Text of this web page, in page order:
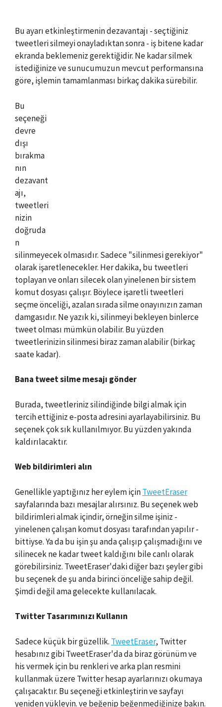
Bu ayarı etkinleştirmenin dezavantajı - seçtiğiniz
tweetleri silmeyi onayladıktan sonra - iş bitene kadar
ekranda beklemeniz gerektiğidir. Ne kadar silmek
istediğinize ve sunucumuzun mevcut performansına
göre, işlemin tamamlanması birkaç dakika sürebilir.
Bu
seçeneği
devre
dışı
bırakma
nın
dezavant
ajı,
tweetleri
nizin
doğruda
n
silinmeyecek olmasıdır. Sadece "silinmesi gerekiyor"
olarak işaretlenecekler. Her dakika, bu tweetleri
toplayan ve onları silecek olan yinelenen bir sistem
komut dosyası çalışır. Böylece işaretli tweetleri
seçme önceliği, azalan sırada silme onayınızın zaman
damgasıdır. Ne yazık ki, silinmeyi bekleyen binlerce
tweet olması mümkün olabilir. Bu yüzden
tweetlerinizin silinmesi biraz zaman alabilir (birkaç
saate kadar).
Bana tweet silme mesajı gönder
Burada, tweetleriniz silindiğinde bilgi almak için
tercih ettiğiniz e-posta adresini ayarlayabilirsiniz. Bu
seçenek çok sık kullanılmıyor. Bu yüzden yakında
kaldırılacaktır.
Web bildirimleri alın
Genellikle yaptığınız her eylem içinTweetEraser
sayfalarında bazı mesajlar alırsınız. Bu seçenek web
bildirimleri almak içindir, örneğin silme işiniz -
yinelenen çalışan komut dosyası tarafından yapılır -
bittiyse. Ya da bu işin şu anda çalışıp çalışmadığını ve
silinecek ne kadar tweet kaldığını bile canlı olarak
görebilirsiniz. TweetEraser'daki diğer bazı şeyler gibi
bu seçenek de şu anda birinci önceliğe sahip değil.
Şimdi değil ama gelecekte kullanılacak.
Twitter Tasarımınızı Kullanın
Sadece küçük bir güzellik. TweetEraser, Twitter
hesabınız gibi TweetEraser'da da biraz görünüm ve
his vermek için bu renkleri ve arka plan resmini
kullanmak üzere Twitter hesap ayarlarınızı okumaya
çalışacaktır. Bu seçeneği etkinleştirin ve sayfayı
yeniden yükleyin. ve beğenip beğenmediğinize bakın.